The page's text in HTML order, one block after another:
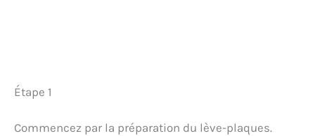
Étape 1
Commencez par la préparation du lève-plaques.